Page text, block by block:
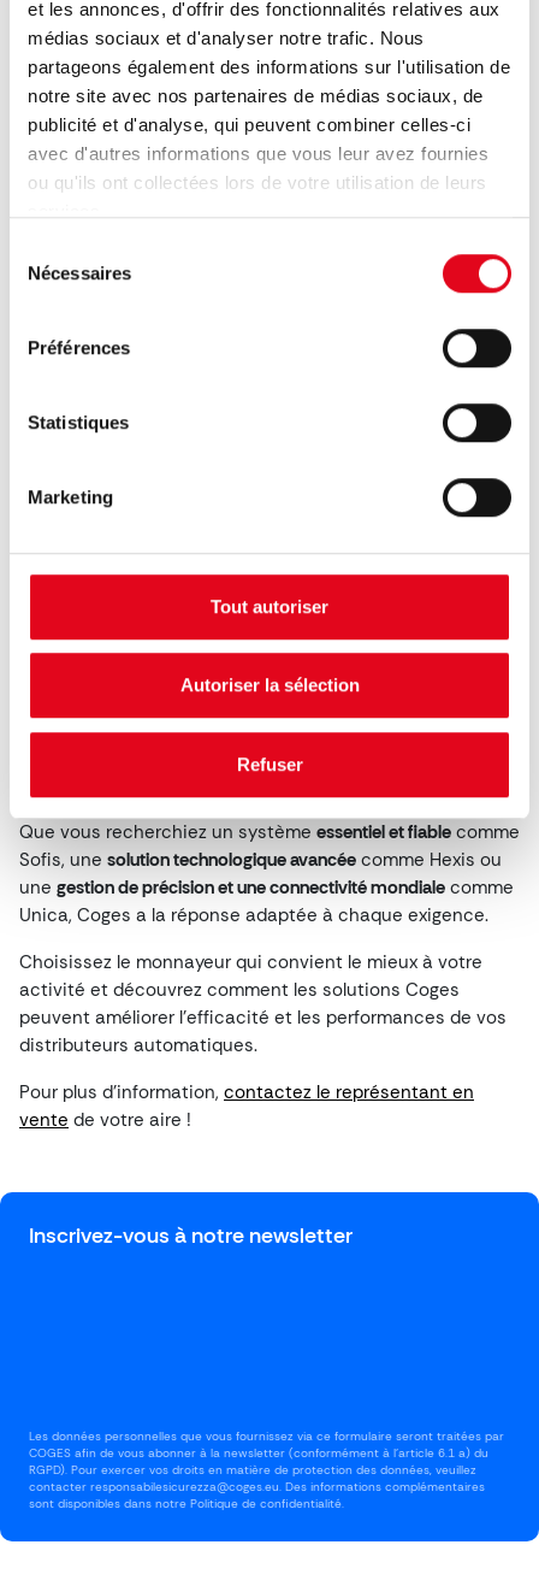
et les annonces, d'offrir des fonctionnalités relatives aux
médias sociaux et d'analyser notre trafic. Nous
partageons également des informations sur l'utilisation de
notre site avec nos partenaires de médias sociaux, de
publicité et d'analyse, qui peuvent combiner celles-ci
avec d'autres informations que vous leur avez fournies
ou qu'ils ont collectées lors de votre utilisation de leurs
Nécessaires
Préférences
Statistiques
Marketing
Tout autoriser
Autoriser la sélection
Refuser
toute incohérence.
Compatibilité cashless : prend en charge les
applications MyKey, MIFARE, LEGIC et Pay4Vend,
peut être branché à un lecteur de carte de crédit
pour offrir une expérience de paiement complète et
polyvalente.
clairement et immédiatement les données de
fonctionnement et le contenu des tubes.
Collecte complète des données : comprend les
détails des ventes, des pièces dans la case et dans
Connexion mondiale : compatible avec Nebular via
contrôler bidirectionnellement à partir d’un logiciel
Unica est le choix idéal pour ceux qui recherchent
compatibilité internationale, grâce à l’utilisation de
devises autres que l’euro.
Trois solutions, un seul objectif : innover dans le
domaine de la distribution automatique
Que vous recherchiez un système essentiel et fiable comme
Sofis, une solution technologique avancée comme Hexis ou
une gestion de précision et une connectivité mondiale comme
Unica, Coges a la réponse adaptée à chaque exigence.
Choisissez le monnayeur qui convient le mieux à votre
activité et découvrez comment les solutions Coges
peuvent améliorer l’efficacité et les performances de vos
distributeurs automatiques.
Pour plus d’information, contactez le représentant en
vente de votre aire !
Inscrivez-vous à notre newsletter
Les données personnelles que vous fournissez via ce formulaire seront traitées par
COGES afin de vous abonner à la newsletter (conformément à l'article 6.1 a) du
RGPD). Pour exercer vos droits en matière de protection des données, veuillez
contacter responsabilesicurezza@coges.eu. Des informations complémentaires
sont disponibles dans notre Politique de confidentialité.